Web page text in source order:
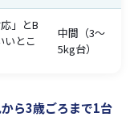
」とB
いとこ
中間（3〜
5kg台）
ら3歳ごろまで1台